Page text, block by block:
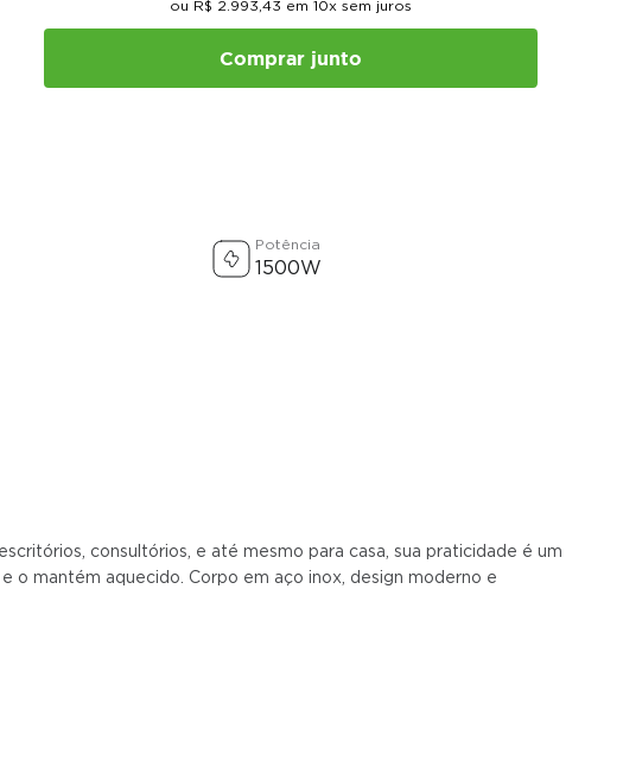
ou R$ 2 993 43 em 10x sem juros
Comprar junto
Potência
1500W
consultórios, e até mesmo para casa, sua praticidade é um
o mantém aquecido. Corpo em aço inox, design moderno e